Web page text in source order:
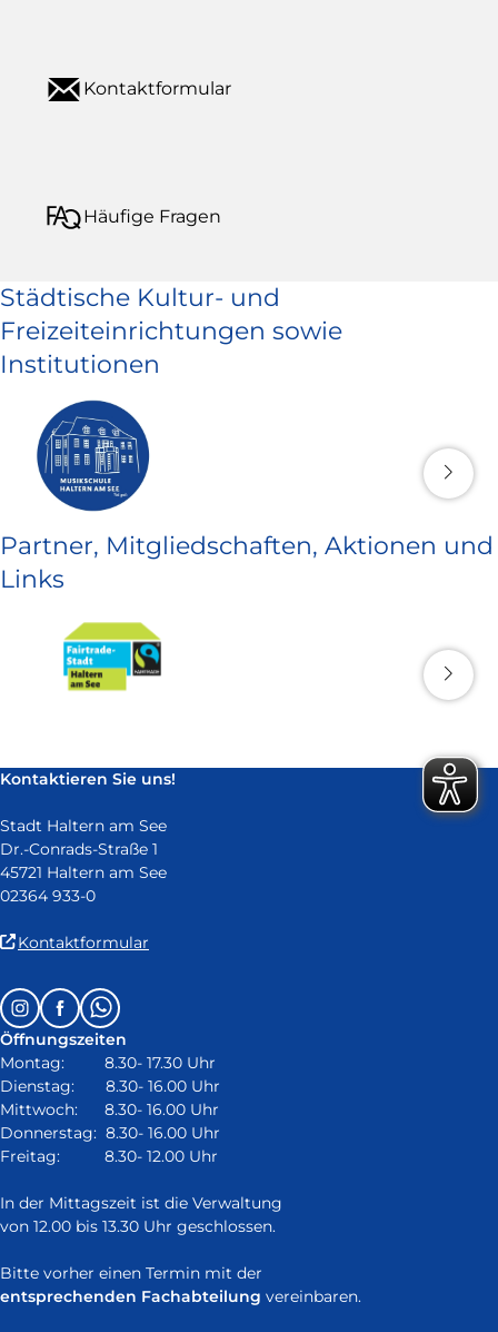
Kontaktformular
Häufige Fragen
Städtische Kultur- und
Freizeiteinrichtungen sowie
Institutionen
Partner, Mitgliedschaften, Aktionen und
Links
Kontaktieren Sie uns!
Stadt Haltern am See
Dr.-Conrads-Straße 1
45721 Haltern am See
02364 933-0
Kontaktformular
in
neuem
Fenster)
Follow
us
on:
InstagramFacebookWhatsapp
Öffnungszeiten
Montag: 8.30- 17.30 Uhr
Dienstag: 8.30- 16.00 Uhr
Mittwoch: 8.30- 16.00 Uhr
Donnerstag: 8.30- 16.00 Uhr
Freitag: 8.30- 12.00 Uhr
In der Mittagszeit ist die Verwaltung
von 12.00 bis 13.30 Uhr geschlossen.
Bitte vorher einen Termin mit der
entsprechenden Fachabteilung vereinbaren.